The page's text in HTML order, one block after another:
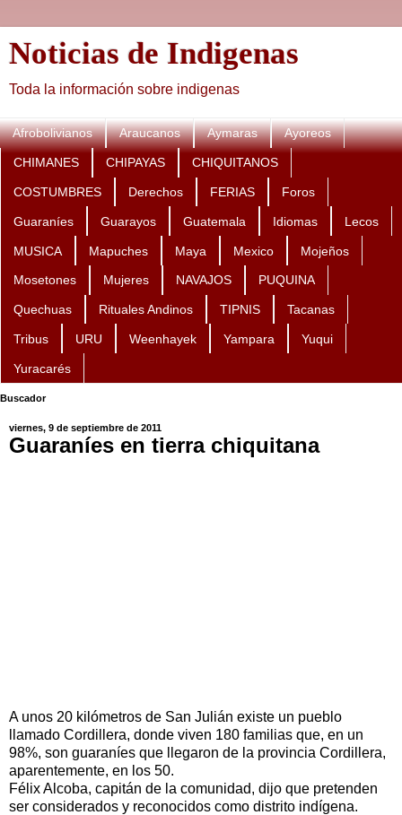
Noticias de Indigenas
Toda la información sobre indigenas
Afrobolivianos Araucanos Aymaras Ayoreos
CHIMANES CHIPAYAS CHIQUITANOS
COSTUMBRES Derechos FERIAS Foros
Guaraníes Guarayos Guatemala Idiomas Lecos
MUSICA Mapuches Maya Mexico Mojeños
Mosetones Mujeres NAVAJOS PUQUINA
Quechuas Rituales Andinos TIPNIS Tacanas
Tribus URU Weenhayek Yampara Yuqui
Yuracarés
Buscador
viernes, 9 de septiembre de 2011
Guaraníes en tierra chiquitana
A unos 20 kilómetros de San Julián existe un pueblo
llamado Cordillera, donde viven 180 familias que, en un
98%, son guaraníes que llegaron de la provincia Cordillera,
aparentemente, en los 50.
Félix Alcoba, capitán de la comunidad, dijo que pretenden
ser considerados y reconocidos como distrito indígena.